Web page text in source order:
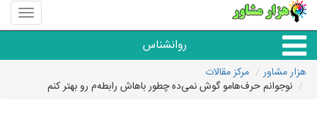
منوی
سایت
مشاور
روانشناس
همه مراکز روانشناسی
هزار مشاور
مرکز مقالات
نوجوانم حرف‌هامو گوش نمی‌ده چطور باهاش رابطه‌م رو بهتر کنم